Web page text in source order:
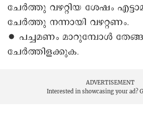
ചേർത്തു വഴറ്റിയ ശേഷം
ചേർത്തു നന്നായി വഴറ്റണം.
∙ പച്ചമണം മാറുമ്പോൾ
ചേർത്തിളക്കുക.
ADVERTISEMENT
Interested in showcasing your ad?